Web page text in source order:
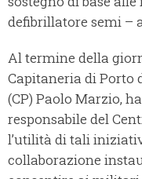
defibrillatore semi –
Al termine della
Capitaneria di Porto
(CP) Paolo Marzio,
responsabile del
l’utilità di tali
collaborazione